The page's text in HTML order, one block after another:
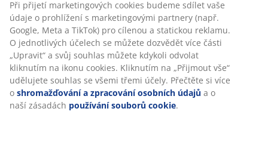
Flexibilní možnosti doručení
Rychlá a snadná doprava podle vašich představ
Skladová položka: 6890842
Specifikace
Při přijetí marketingových cookies budeme sdílet vaše
údaje o prohlížení s marketingovými partnery (např.
Google, Meta a TikTok) pro cílenou a statickou reklamu.
O jednotlivých účelech se můžete dozvědět více části
„Upravit“ a svůj souhlas můžete kdykoli odvolat
kliknutím na ikonu cookies. Kliknutím na „Přijmout vše“
udělujete souhlas se všemi třemi účely. Přečtěte si více
o shromažďování a zpracování osobních údajů a o
naší zásadách používání souborů cookie.